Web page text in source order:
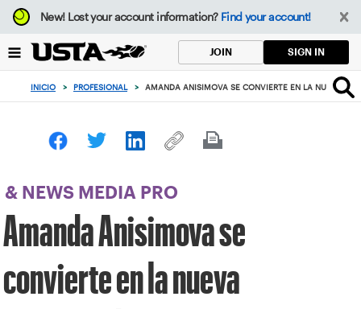
Enfoque
desde
botón
volver
principio
New!Lost your account information? Find your account!
JOIN SIGN IN
INICIO > PROFESIONAL > AMANDA ANISIMOVA SE CONVIERTE EN LA NUEVA
& NEWS MEDIA PRO
Amanda Anisimova se
convierte en la nueva